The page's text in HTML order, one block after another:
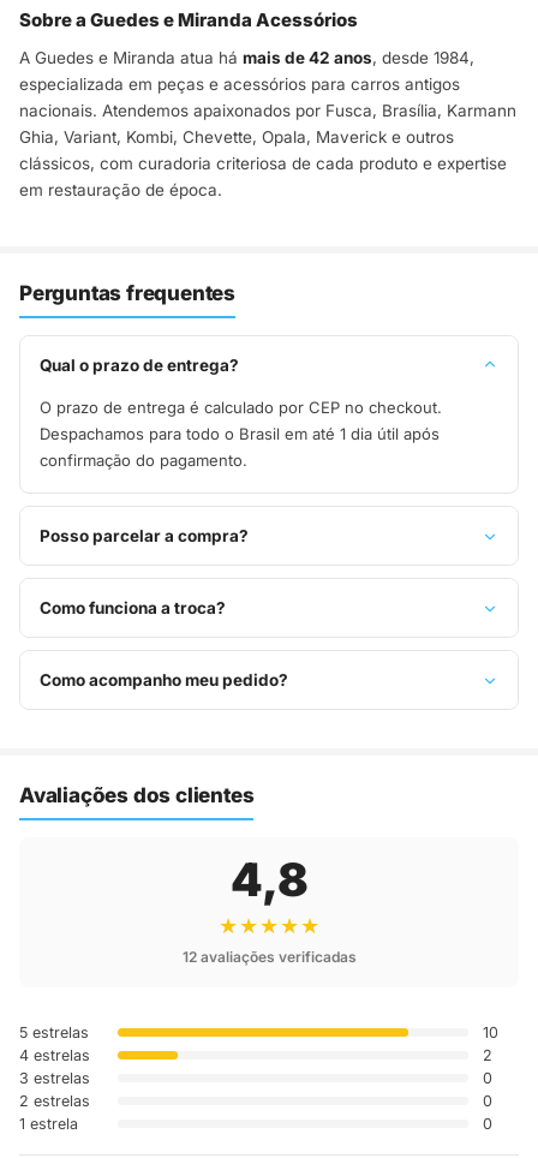
Sobre a Guedes e Miranda Acessórios
A Guedes e Miranda atua há mais de 42 anos, desde 1984,
especializada em peças e acessórios para carros antigos
nacionais. Atendemos apaixonados por Fusca, Brasília, Karmann
Ghia, Variant, Kombi, Chevette, Opala, Maverick e outros
clássicos, com curadoria criteriosa de cada produto e expertise
em restauração de época.
Perguntas frequentes
Qual o prazo de entrega?
O prazo de entrega é calculado por CEP no checkout.
Despachamos para todo o Brasil em até 1 dia útil após
confirmação do pagamento.
Posso parcelar a compra?
Sim, parcelamos em até 10x sem juros no cartão de crédito,
ou pague à vista no Pix com 8% de desconto.
Como funciona a troca?
Você tem 7 dias após o recebimento para solicitar troca.
Basta entrar em contato pelo WhatsApp ou e-mail.
Como acompanho meu pedido?
Avaliações dos clientes
4,8
★★★★★
12 avaliações verificadas
5 estrelas
10
4 estrelas
2
3 estrelas
0
2 estrelas
0
1 estrela
0